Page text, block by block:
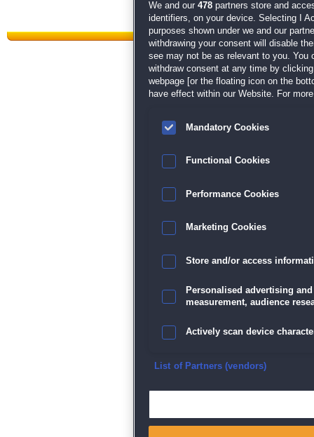
Datenschutz| AGB|Impressum
We and our 478 partners store and
identifiers, on your device. Selecting I
purposes shown under we and our
withdrawing your consent will disable
see may not be as relevant to you. You
withdraw consent at any time by
webpage [or the floating icon on the
have effect within our Website. For
Mandatory Cookies
Functional Cookies
Performance Cookies
Marketing Cookies
Store and/or access
Personalised advertising
measurement, audience
Actively scan device
Ensure security, prevent
List of Partners (vendors)